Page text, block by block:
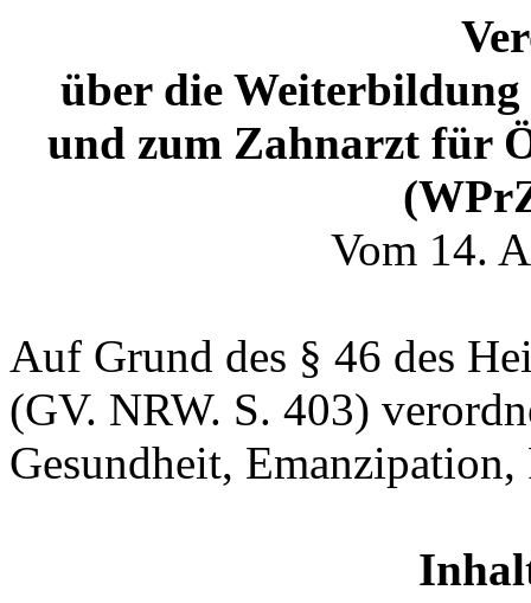
über die
und zum Zahnarzt für
Vom 14.
Auf Grund des § 46 des
(GV. NRW. S. 403)
Gesundheit,